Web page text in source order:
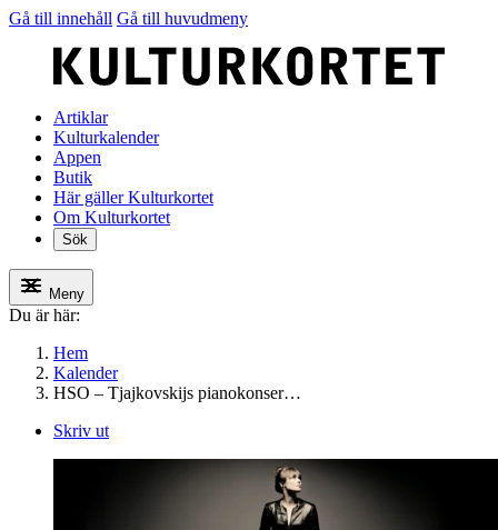
Gå till innehåll Gå till huvudmeny
Artiklar
Kulturkalender
Appen
Butik
Här gäller Kulturkortet
Om Kulturkortet
Sök
Meny
Du är här:
Hem
Kalender
HSO – Tjajkovskijs pianokonser…
Skriv ut